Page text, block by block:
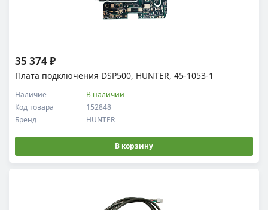
Плата подключения DSP500, HUNTER, 45-1053-1
Код товара 152848
Наличие В наличии
Бренд HUNTER
35 374 ₽
В корзину